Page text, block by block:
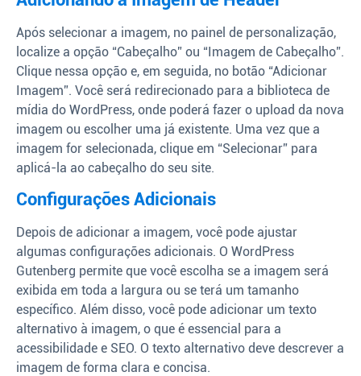
Após selecionar a imagem, no painel de personalização,
localize a opção “Cabeçalho” ou “Imagem de Cabeçalho”.
Clique nessa opção e, em seguida, no botão “Adicionar
Imagem”. Você será redirecionado para a biblioteca de
mídia do WordPress, onde poderá fazer o upload da nova
imagem ou escolher uma já existente. Uma vez que a
imagem for selecionada, clique em “Selecionar” para
aplicá-la ao cabeçalho do seu site.
Configurações Adicionais
Depois de adicionar a imagem, você pode ajustar
algumas configurações adicionais. O WordPress
Gutenberg permite que você escolha se a imagem será
exibida em toda a largura ou se terá um tamanho
específico. Além disso, você pode adicionar um texto
alternativo à imagem, o que é essencial para a
acessibilidade e SEO. O texto alternativo deve descrever a
imagem de forma clara e concisa.